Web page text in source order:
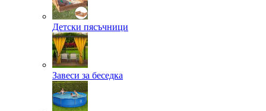
Детски пясъчници
Завеси за беседка